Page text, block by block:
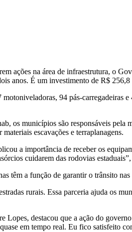
ações na área de infraestrutura, o
anos. É um investimento de R$
94 pás-carregadeiras
os municípios são responsáveis pela
escavações e terraplanagens.
a importância de receber os
cuidarem das rodovias
têm a função de garantir o trânsito
rurais. Essa parceria ajuda os
Lopes, destacou que a ação do
em tempo real. Eu fico satisfeito